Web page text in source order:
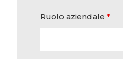
Ruolo aziendale *